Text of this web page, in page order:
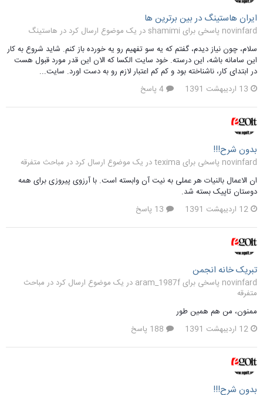
ایران هاستینگ در بین برترین ها
novinfard پاسخی برای shamimi در یک موضوع ارسال کرد در
هاستینگ
سلام، چون نیاز دیدم، گفتم که یه سو تفهیم رو یه خورده باز کنم. شاید شروع به کار
این سامانه باشه، این درسته. خود سایت الکسا که الان این قدر مورد قبول هست
در ابتدای کار، ناشناخته بود و کم کم اعتبار لازم رو به دست اورد. سایت...
13 اردیبهشت 1391
بدون شرح!!!
novinfard پاسخی برای texima در یک موضوع ارسال کرد در
مباحث متفرقه
ان الاعمال بالنیات هر عملی به نیت آن وابسته است. با آرزوی پیروزی برای همه
دوستان تاپیک بسته شد.
12 اردیبهشت 1391
تبریک خانه انجمن
novinfard پاسخی برای aram_1987f در یک موضوع ارسال کرد در
مباحث
متفرقه
ممنون، من هم همین طور
12 اردیبهشت 1391
بدون شرح!!!